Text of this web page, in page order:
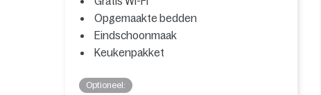
Opgemaakte bedden
Eindschoonmaak
Keukenpakket
Optioneel: